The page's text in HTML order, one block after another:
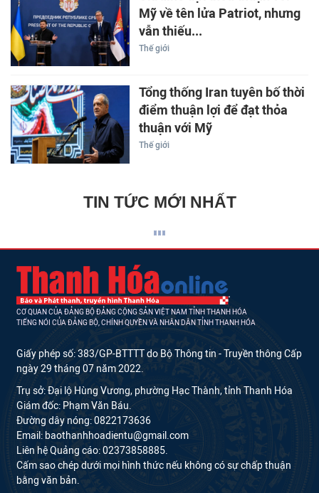
Mỹ về tên lửa Patriot, nhưng
vẫn thiếu...
Thế giới
Tổng thống Iran tuyên bố thời
điểm thuận lợi để đạt thỏa
thuận với Mỹ
Thế giới
TIN TỨC MỚI NHẤT
CƠ QUAN CỦA ĐẢNG BỘ ĐẢNG CỘNG SẢN VIỆT NAM TỈNH THANH HÓA
TIẾNG NÓI CỦA ĐẢNG BỘ, CHÍNH QUYỀN VÀ NHÂN DÂN TỈNH THANH HÓA
Giấy phép số: 383/GP-BTTTT do Bộ Thông tin - Truyền thông Cấp
ngày 29 tháng 07 năm 2022.
Trụ sở: Đại lộ Hùng Vương, phường Hạc Thành, tỉnh Thanh Hóa
Giám đốc: Phạm Văn Báu.
Đường dây nóng: 0822173636
Email: baothanhhoadientu@gmail.com
Liên hệ Quảng cáo: 02373858885.
Cấm sao chép dưới mọi hình thức nếu không có sự chấp thuận
bằng văn bản.